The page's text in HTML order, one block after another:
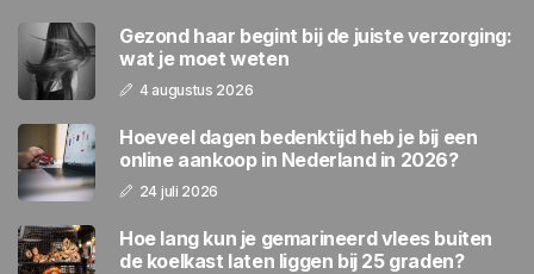
Gezond haar begint bij de juiste verzorging:
wat je moet weten
4 augustus 2026
Hoeveel dagen bedenktijd heb je bij een
online aankoop in Nederland in 2026?
24 juli 2026
Hoe lang kun je gemarineerd vlees buiten
de koelkast laten liggen bij 25 graden?